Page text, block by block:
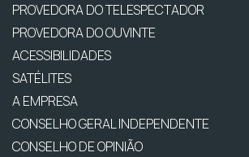
PROVEDORA DO TELESPECTADOR
PROVEDORA DO OUVINTE
ACESSIBILIDADES
SATÉLITES
A EMPRESA
CONSELHO GERAL INDEPENDENTE
CONSELHO DE OPINIÃO